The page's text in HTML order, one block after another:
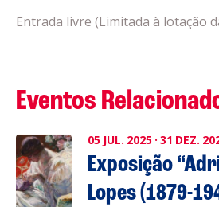
Entrada livre (Limitada à lotação
Eventos
05 JUL. 2025 · 31 DEZ.
Exposição
Lopes (1879-